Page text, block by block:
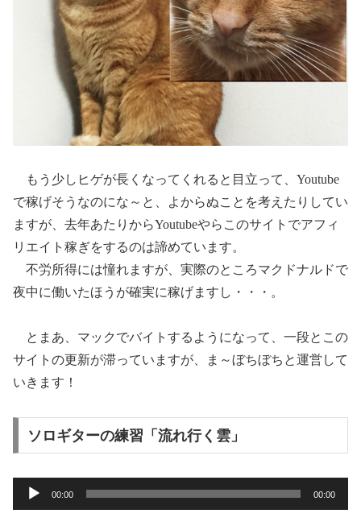
もう少しヒゲが長くなってくれると目立って、Youtube
で稼げそうなのにな～と、よからぬことを考えたりしてい
ますが、去年あたりからYoutubeやらこのサイトでアフィ
リエイト稼ぎをするのは諦めています。
不労所得には憧れますが、実際のところマクドナルドで
夜中に働いたほうが確実に稼げますし・・・。
とまあ、マックでバイトするようになって、一段とこの
サイトの更新が滞っていますが、ま～ぼちぼちと運営して
いきます！
ソロギターの練習「流れ行く雲」
声
00:00 00:00